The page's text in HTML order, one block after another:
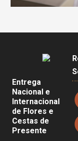
Entrega
Nacional e
Internacional
de Flores e
Cestas de
Presente